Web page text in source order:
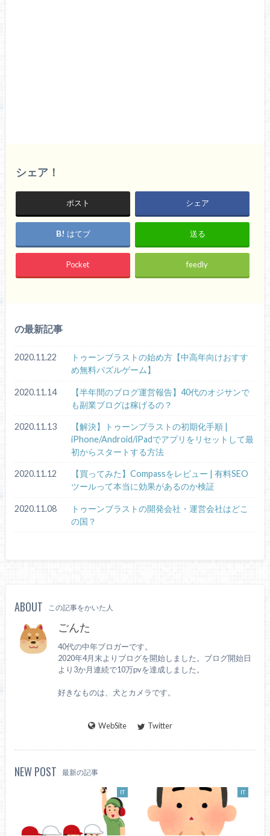
シェア！
ポスト シェア
はてブ 送る
Pocket feedly
の最新記事
2020.11.22
トゥーンブラストの始め方【中高年向けおすす
め無料パズルゲーム】
2020.11.14
【半年間のブログ運営報告】40代のオジサンで
も副業ブログは稼げるの？
2020.11.13
【解決】トゥーンブラストの初期化手順 |
iPhone/Android/iPadでアプリをリセットして最
初からスタートする方法
2020.11.12
【買ってみた】Compassをレビュー | 有料SEO
ツールって本当に効果があるのか検証
2020.11.08
トゥーンブラストの開発会社・運営会社はどこ
の国？
ABOUT この記事をかいた人
ごんた
40代の中年ブロガーです。
2020年4月末よりブログを開始しました。ブログ開始日
より3か月連続で10万pvを達成しました。
好きなものは、犬とカメラです。
WebSite Twitter
NEW POST 最新の記事
IT IT